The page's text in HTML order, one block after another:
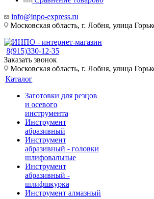
info@inpo-express.ru
Московская область, г. Лобня, улица
8(915)330-12-35
Заказать звонок
Московская область, г. Лобня, улица
Каталог
Заготовки для резцов
и осевого
инструмента
Инструмент
абразивный
Инструмент
абразивный - головки
шлифовальные
Инструмент
абразивный -
шлифшкурка
Инструмент алмазный